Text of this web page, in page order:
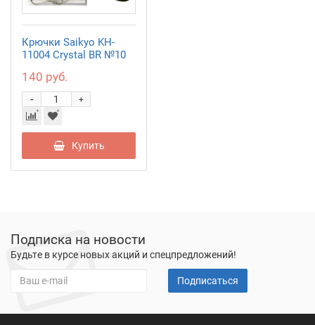
Крючки Saikyo KH-
11004 Crystal BR №10
140 руб.
+
-
Купить
Подписка на новости
Будьте в курсе новых акций и спецпредложений!
Подписаться